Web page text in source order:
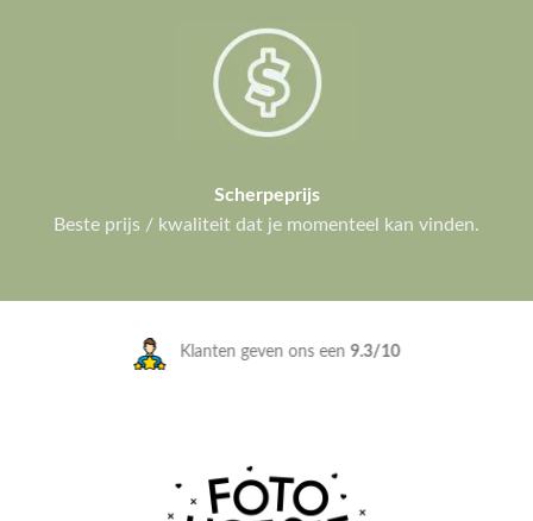
Scherpeprijs
Beste prijs / kwaliteit dat je momenteel kan vinden.
Klanten geven ons een9.3/10